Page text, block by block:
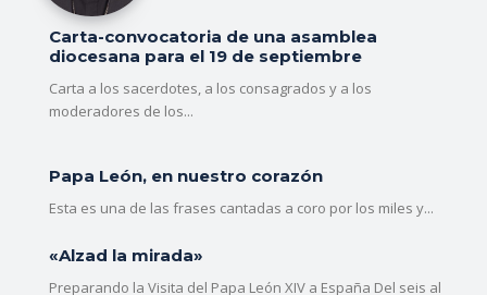
Carta-convocatoria de una asamblea
diocesana para el 19 de septiembre
Carta a los sacerdotes, a los consagrados y a los
moderadores de los...
Papa León, en nuestro corazón
Esta es una de las frases cantadas a coro por los miles y...
«Alzad la mirada»
Preparando la Visita del Papa León XIV a España Del seis al